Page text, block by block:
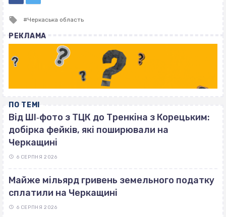
Tagged
Черкаська область
РЕКЛАМА
ПО ТЕМІ
Від ШІ‐фото з ТЦК до Тренкіна з Корецьким:
добірка фейків, які поширювали на
Черкащині
6 СЕРПНЯ 2026
Майже мільярд гривень земельного податку
сплатили на Черкащині
6 СЕРПНЯ 2026